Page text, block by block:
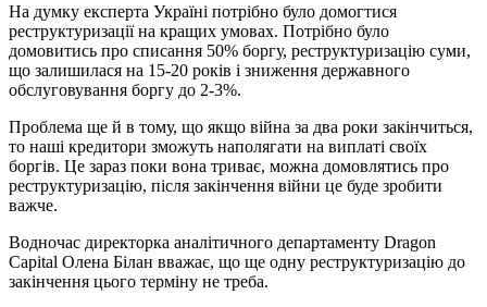
На думку експерта Україні потрібно було домогтися
реструктуризації на кращих умовах. Потрібно було
домовитись про списання 50% боргу, реструктуризацію суми,
що залишилася на 15-20 років і зниження державного
обслуговування боргу до 2-3%.
Проблема ще й в тому, що якщо війна за два роки закінчиться,
то наші кредитори зможуть наполягати на виплаті своїх
боргів. Це зараз поки вона триває, можна домовлятись про
реструктуризацію, після закінчення війни це буде зробити
важче.
Водночас директорка аналітичного департаменту Dragon
Capital Олена Білан вважає, що ще одну реструктуризацію до
закінчення цього терміну не треба.